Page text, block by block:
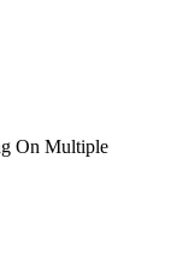
On Multiple